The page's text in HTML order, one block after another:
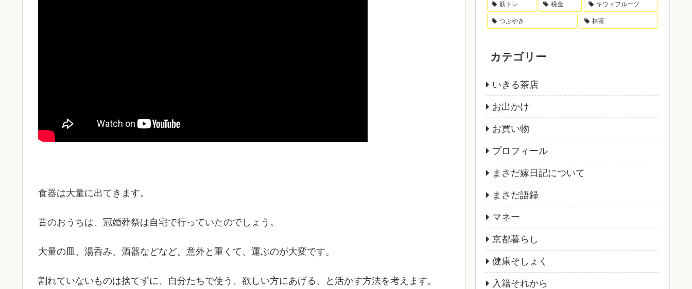
食器は大量に出てきます。
昔のおうちは、冠婚葬祭は自宅で行っていたのでしょう。
大量の皿、湯呑み、酒器などなど。意外と重くて、運ぶのが大変です。
割れていないものは捨てずに、自分たちで使う、欲しい方にあげる、と活かす方法を考えます。
筋トレ 税金 キウィフルーツ
つぶやき 抹茶
カテゴリー
いきる茶店
お出かけ
お買い物
プロフィール
まさだ嫁日記について
まさだ語録
マネー
京都暮らし
健康そしょく
入籍それから